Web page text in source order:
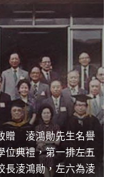
贈 淩鴻勛先生名譽
位典禮，第一排左五
長淩鴻勛，左六為淩